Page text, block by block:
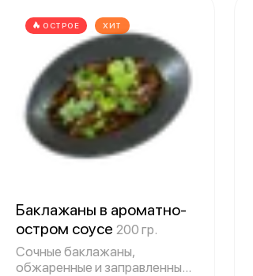
ОСТРОЕ ХИТ
Баклажаны в ароматно-
остром соусе 200 гр.
Сочные баклажаны,
обжаренные и заправленные